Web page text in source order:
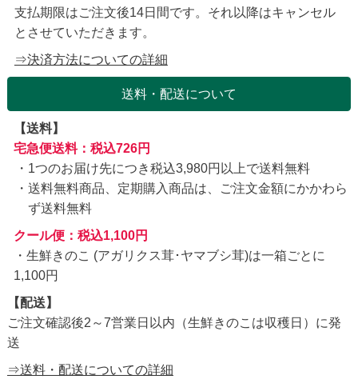
支払期限はご注文後14日間です。それ以降はキャンセル
とさせていただきます。
⇒決済方法についての詳細
送料・配送について
【送料】
宅急便送料：税込726円
1つのお届け先につき税込3,980円以上で送料無料
送料無料商品、定期購入商品は、ご注文金額にかかわら
ず送料無料
クール便：税込1,100円
・生鮮きのこ (アガリクス茸･ヤマブシ茸)は一箱ごとに
1,100円
【配送】
ご注文確認後2～7営業日以内（生鮮きのこは収穫日）に発
送
⇒送料・配送についての詳細